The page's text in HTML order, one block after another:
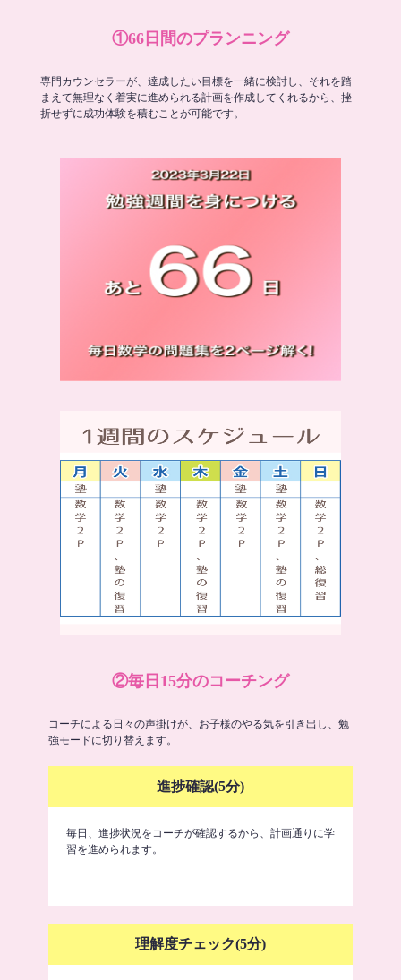
①66日間のプランニング
専門カウンセラーが、達成したい目標を一緒に検討し、それを踏
まえて無理なく着実に進められる計画を作成してくれるから、挫
折せずに成功体験を積むことが可能です。
②毎日15分のコーチング
コーチによる日々の声掛けが、お子様のやる気を引き出し、勉
強モードに切り替えます。
進捗確認(5分)
毎日、進捗状況をコーチが確認するから、計画通りに学
習を進められます。
理解度チェック(5分)